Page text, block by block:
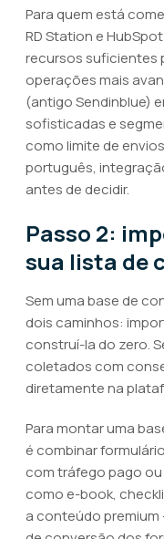
Para quem está
RD Station e
recursos suficientes
operações mais
(antigo Sendinblue)
sofisticadas e
como limite de
português,
antes de decidir.
Passo 2:
sua lista de
Sem uma base de
dois caminhos:
construí-la do zero.
coletados com
diretamente na
Para montar uma
é combinar
com tráfego pago
como e-book,
a conteúdo